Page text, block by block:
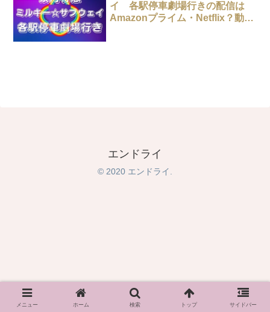
イ 各駅停車劇場行きの配信は
Amazonプライム・Netflix？動画
エンドライ
© 2020 エンドライ.
メニュー ホーム 検索 トップ サイドバー